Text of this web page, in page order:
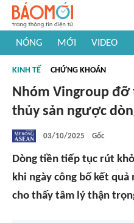
NÓNG MỚI VIDEO
#Khám phá Việt Nam
#Khám phá
KINH TẾ CHỨNG KHOÁN
Nhóm Vingroup
thủy sản ngược
03/10/2025 Gốc
Dòng tiền tiếp tục rút
khi ngày công bố kết quả
cho thấy tâm lý thận